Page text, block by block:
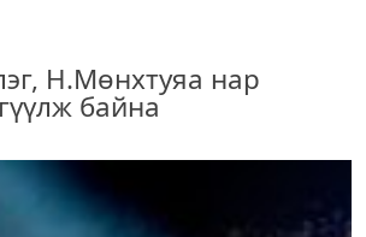
Н.Мөнхтуяа нар
байна